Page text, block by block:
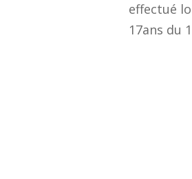
effectué
17ans du